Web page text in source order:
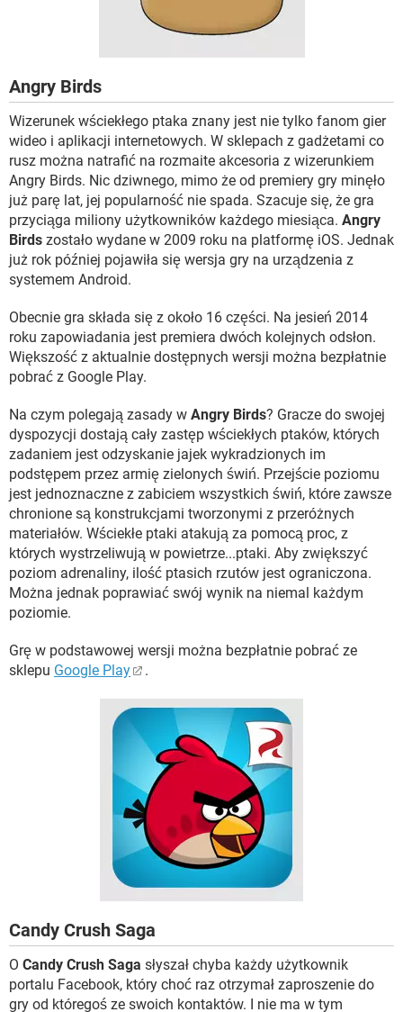
Angry Birds
Wizerunek wściekłego ptaka znany jest nie tylko fanom gier
wideo i aplikacji internetowych. W sklepach z gadżetami co
rusz można natrafić na rozmaite akcesoria z wizerunkiem
Angry Birds. Nic dziwnego, mimo że od premiery gry minęło
już parę lat, jej popularność nie spada. Szacuje się, że gra
przyciąga miliony użytkowników każdego miesiąca. Angry
Birds zostało wydane w 2009 roku na platformę iOS. Jednak
już rok później pojawiła się wersja gry na urządzenia z
systemem Android.
Obecnie gra składa się z około 16 części. Na jesień 2014
roku zapowiadania jest premiera dwóch kolejnych odsłon.
Większość z aktualnie dostępnych wersji można bezpłatnie
pobrać z Google Play.
Na czym polegają zasady w Angry Birds? Gracze do swojej
dyspozycji dostają cały zastęp wściekłych ptaków, których
zadaniem jest odzyskanie jajek wykradzionych im
podstępem przez armię zielonych świń. Przejście poziomu
jest jednoznaczne z zabiciem wszystkich świń, które zawsze
chronione są konstrukcjami tworzonymi z przeróżnych
materiałów. Wściekłe ptaki atakują za pomocą proc, z
których wystrzeliwują w powietrze...ptaki. Aby zwiększyć
poziom adrenaliny, ilość ptasich rzutów jest ograniczona.
Można jednak poprawiać swój wynik na niemal każdym
poziomie.
Grę w podstawowej wersji można bezpłatnie pobrać ze
sklepu Google Play .
Candy Crush Saga
O Candy Crush Saga słyszał chyba każdy użytkownik
portalu Facebook, który choć raz otrzymał zaproszenie do
gry od któregoś ze swoich kontaktów. I nie ma w tym